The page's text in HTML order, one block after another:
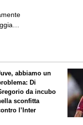
abbiamo un
Di
da incubo
sconfitta
l’Inter